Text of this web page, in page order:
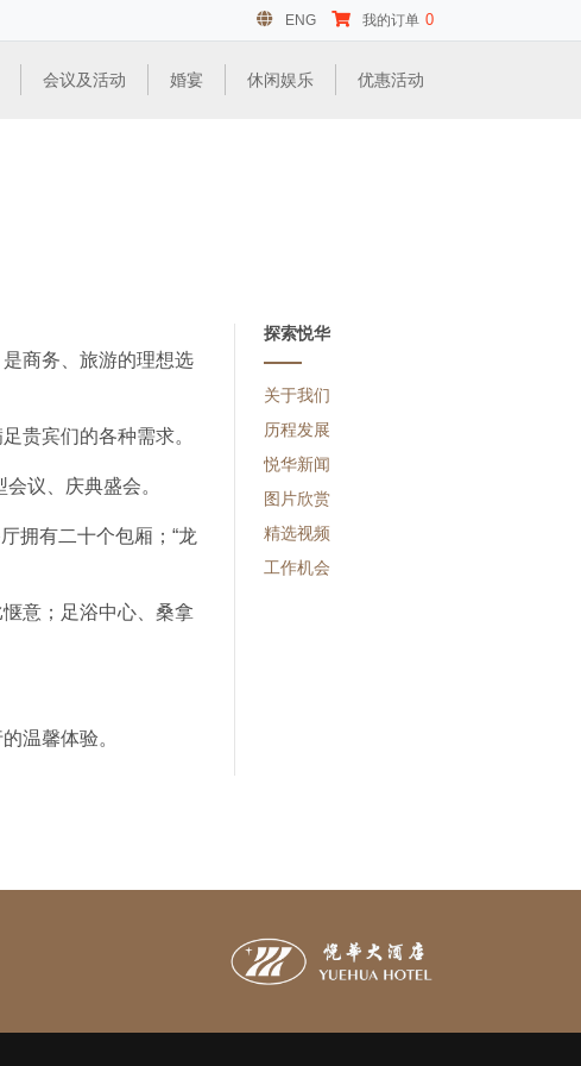
ENG 我的订单 0
会议及活动 婚宴 休闲娱乐 优惠活动
探索悦华
关于我们
历程发展
悦华新闻
图片欣赏
精选视频
工作机会
商务、旅游的理想选
贵宾们的各种需求。
议、庆典盛会。
拥有二十个包厢；“龙
意；足浴中心、桑拿
温馨体验。